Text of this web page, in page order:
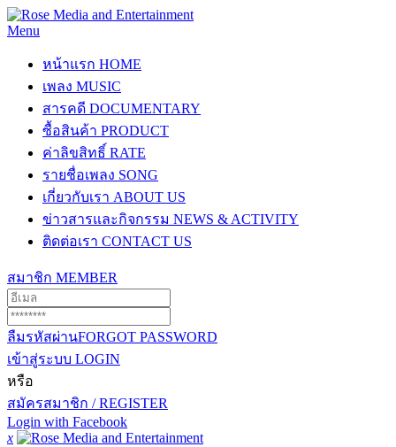
Menu
หน้าแรก HOME
เพลง MUSIC
สารคดี DOCUMENTARY
ซื้อสินค้า PRODUCT
ค่าลิขสิทธิ์ RATE
รายชื่อเพลง SONG
เกี่ยวกับเรา ABOUT US
ข่าวสารและกิจกรรม NEWS & ACTIVITY
ติดต่อเรา CONTACT US
สมาชิก MEMBER
ลืมรหัสผ่านFORGOT PASSWORD
เข้าสู่ระบบ LOGIN
หรือ
สมัครสมาชิก / REGISTER
Login with Facebook
x